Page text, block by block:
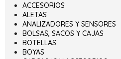
ACCESORIOS
ALETAS
ANALIZADORES Y SENSORES
BOLSAS, SACOS Y CAJAS
BOTELLAS
BOYAS